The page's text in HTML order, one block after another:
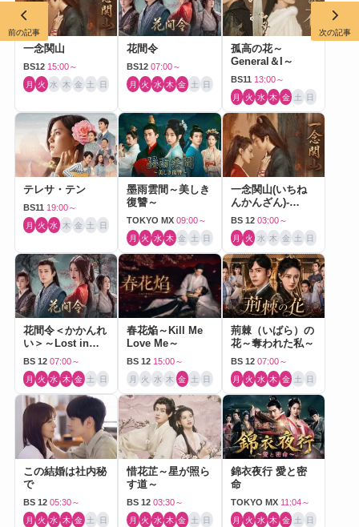
一念関山
BS12 15:00～
月 火 水 木 金 土 日
花間令
BS12 07:00～
月 火 水 木 金 土 日
孤高の花～
General＆I～
BS11 13:00～
月 火 水 木 金 土 日
テレサ・テン
BS11 19:00～
月 火 水 木 金 土 日
墨雨雲間～美しき
復讐～
TOKYO MX 09:00～
月 火 水 木 金 土 日
一念関山(いちね
んかんざん)-
Journey to Love-
BS 12 03:00～
月 火 水 木 金 土 日
花間令＜かかんれ
い＞～Lost in
Love～
BS 12 07:00～
月 火 水 木 金 土 日
春花焔～Kill Me
Love Me～
BS 12 15:00～
月 火 水 木 金 土 日
荊棘（いばら）の
花～奪われた私～
BS 12 07:00～
月 火 水 木 金 土 日
この結婚は社内秘
で
BS 12 05:30～
月 火 水 木 金 土 日
惜花芷～星が照ら
す道～
BS 12 03:30～
月 火 水 木 金 土 日
錦衣夜行 愛と密
命
TOKYO MX 11:04～
月 火 水 木 金 土 日
前の記事 次の記事